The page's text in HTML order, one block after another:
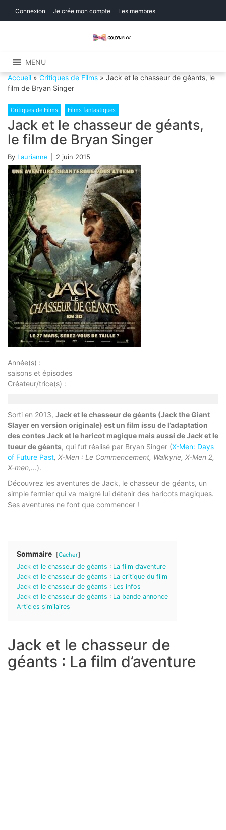
Connexion Je crée mon compte Les membres
MENU
Accueil » Critiques de Films » Jack et le chasseur de géants, le
film de Bryan Singer
Critiques de Films Films fantastiques
Jack et le chasseur de géants,
le film de Bryan Singer
By Laurianne 2 juin 2015
Année(s) :
saisons et épisodes
Créateur/trice(s) :
Sorti en 2013, Jack et le chasseur de géants (Jack the Giant
Slayer en version originale) est un film issu de l’adaptation
des contes Jack et le haricot magique mais aussi de Jack et le
tueur de géants, qui fut réalisé par Bryan Singer (X-Men: Days
of Future Past, X-Men : Le Commencement, Walkyrie, X-Men 2,
X-men,…).
Découvrez les aventures de Jack, le chasseur de géants, un
simple fermier qui va malgré lui détenir des haricots magiques.
Ses aventures ne font que commencer !
Sommaire Cacher
Jack et le chasseur de géants : La film d’aventure
Jack et le chasseur de géants : La critique du film
Jack et le chasseur de géants : Les infos
Jack et le chasseur de géants : La bande annonce
Articles similaires
Jack et le chasseur de
géants : La film d’aventure